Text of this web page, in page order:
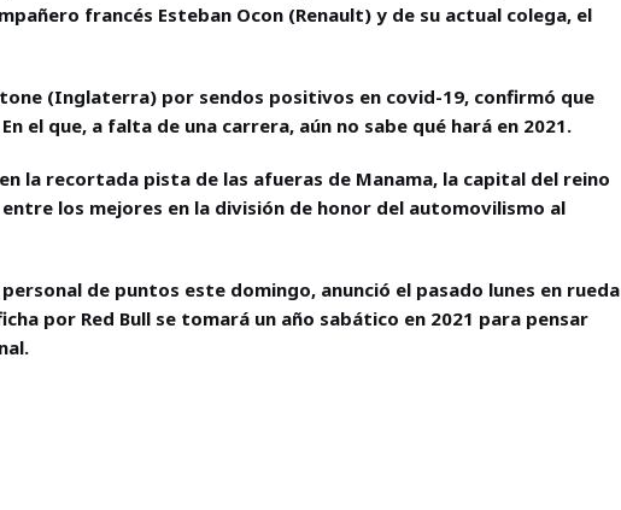
francés Esteban Ocon (Renault) y de su actual colega, el
(Inglaterra) por sendos positivos en covid-19, confirmó que
el que, a falta de una carrera, aún no sabe qué hará en 2021.
la recortada pista de las afueras de Manama, la capital del reino
los mejores en la división de honor del automovilismo al
de puntos este domingo, anunció el pasado lunes en rueda
por Red Bull se tomará un año sabático en 2021 para pensar